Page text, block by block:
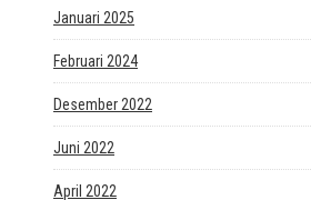
Januari 2025
Februari 2024
Desember 2022
Juni 2022
April 2022